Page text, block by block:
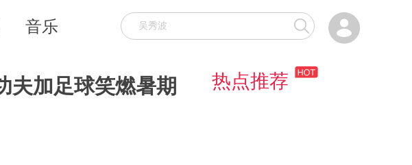
音乐 
夫加足球笑燃暑期
热点推荐